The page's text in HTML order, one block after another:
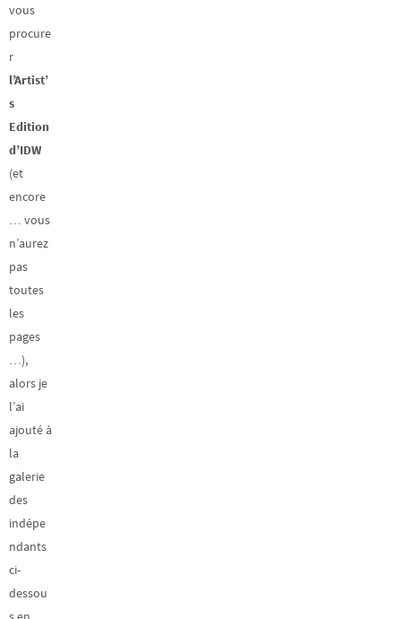
vous
procure
r
l’Artist’
s
Edition
d’IDW
(et
encore
… vous
n’aurez
pas
toutes
les
pages
…),
alors je
l’ai
ajouté à
la
galerie
des
indépe
ndants
ci-
dessou